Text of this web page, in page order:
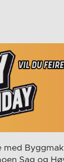
med
Sag og